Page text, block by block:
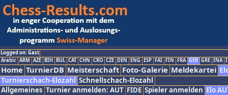
Logged on: Gast
Arabic ARM AZE BIH BUL CAT CHN CRO CZE DEN ENG ESP FAI FIN FRA GER GRE INA
Home TurnierDB Meisterschaft Foto-Galerie Meldekartei
Turnierschach-Elozahl Schnellschach-Elozahl
Allgemeines Turnier anmelden: AUT FIDE Spieler anmelden Elo